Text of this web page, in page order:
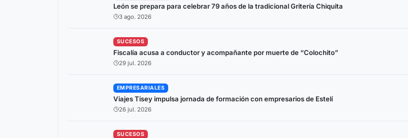
León se prepara para celebrar 79 años de la tradicional Gritería Chiquita
3 ago. 2026
SUCESOS
Fiscalía acusa a conductor y acompañante por muerte de “Colochito”
29 jul. 2026
EMPRESARIALES
Viajes Tisey impulsa jornada de formación con empresarios de Estelí
26 jul. 2026
SUCESOS